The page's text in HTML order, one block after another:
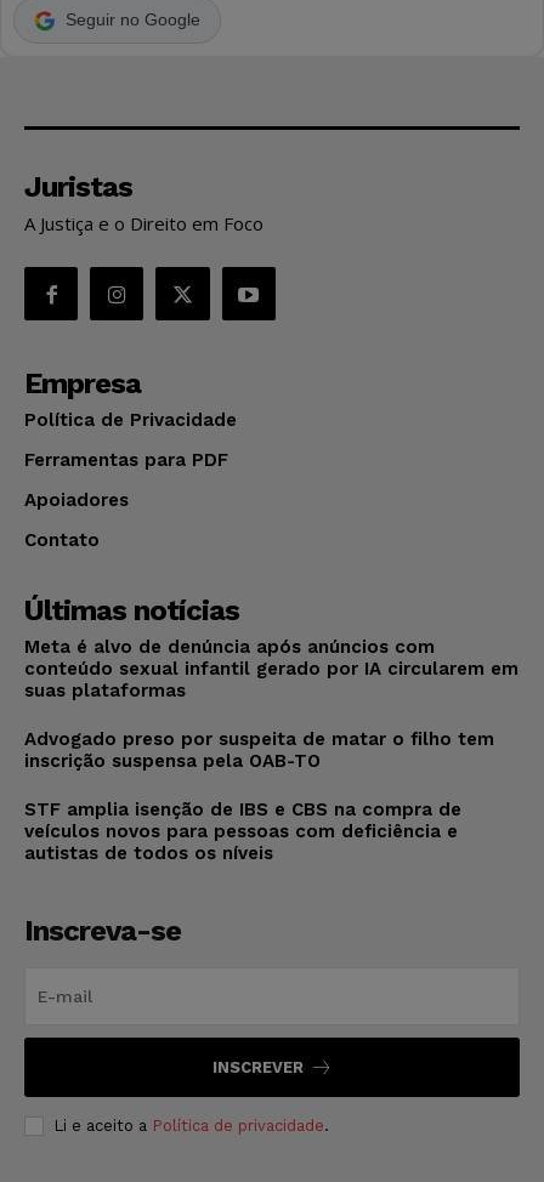
Seguir no Google
Juristas
A Justiça e o Direito em Foco
Empresa
Política de Privacidade
Ferramentas para PDF
Apoiadores
Contato
Últimas notícias
Meta é alvo de denúncia após anúncios com
conteúdo sexual infantil gerado por IA circularem em
suas plataformas
Advogado preso por suspeita de matar o filho tem
inscrição suspensa pela OAB-TO
STF amplia isenção de IBS e CBS na compra de
veículos novos para pessoas com deficiência e
autistas de todos os níveis
Inscreva-se
INSCREVER
Li e aceito a Política de privacidade.